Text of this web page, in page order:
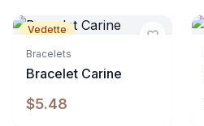
Vedette
Bracelets
Bracelet Carine
$5.48